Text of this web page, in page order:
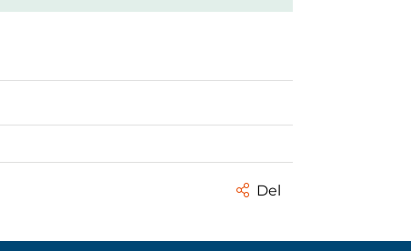
Del